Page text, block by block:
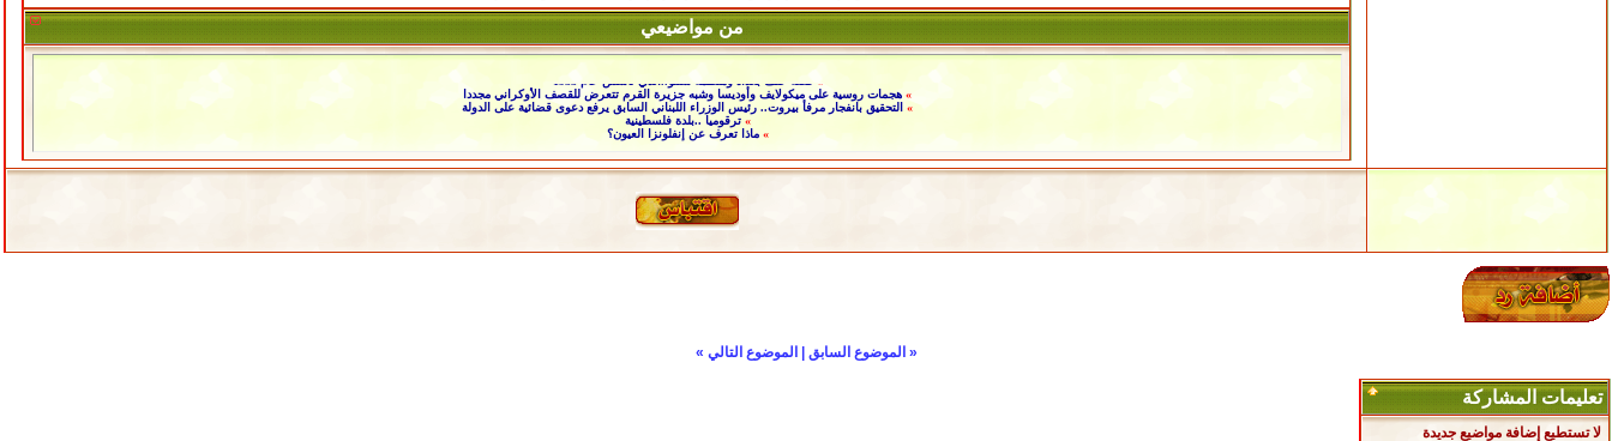
من مواضيعي
» التحقيق بانفجار مرفأ بيروت.. رئيس الوزراء اللبناني السابق يرفع دعوى قضائية على الدولة
»ترقوميا ..بلدة فلسطينية
ماذا تعرف عن إنفلونزا العيون؟
« الموضوع السابق الموضوع التالي »
تعليمات المشاركة
لا تستطيع إضافة مواضيع جديدة